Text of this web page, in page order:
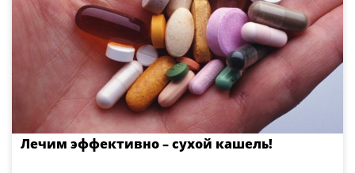
Лечим эффективно – сухой кашель!